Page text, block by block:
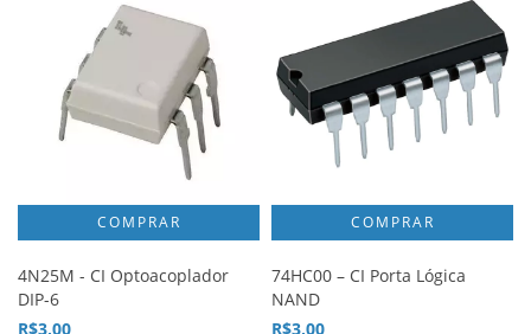
4N25M - CI Optoacoplador
DIP-6
R$3,00
74HC00 – CI Porta Lógica
NAND
R$3,00